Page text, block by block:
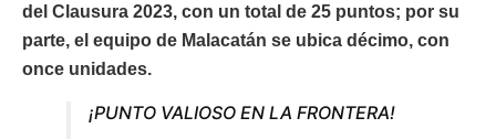
del Clausura 2023, con un total de 25 puntos; por su
parte, el equipo de Malacatán se ubica décimo, con
once unidades.
¡PUNTO VALIOSO EN LA FRONTERA!